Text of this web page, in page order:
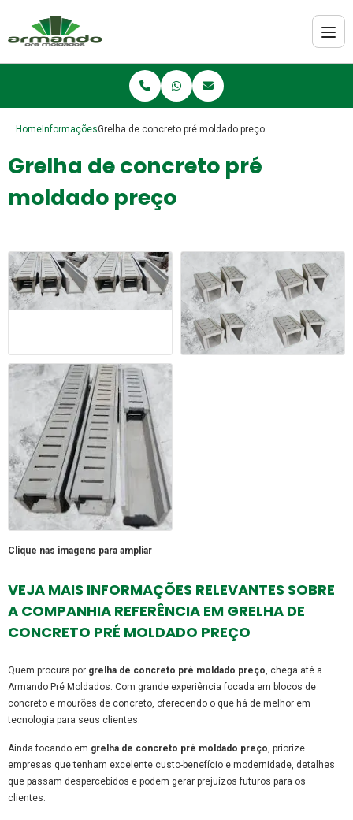
Home InformaçõesGrelha de concreto pré moldado preço
Grelha de concreto pré
moldado preço
Clique nas imagens para ampliar
VEJA MAIS INFORMAÇÕES RELEVANTES SOBRE
A COMPANHIA REFERÊNCIA EM GRELHA DE
CONCRETO PRÉ MOLDADO PREÇO
Quem procura por grelha de concreto pré moldado preço, chega até a
Armando Pré Moldados. Com grande experiência focada em blocos de
concreto e mourões de concreto, oferecendo o que há de melhor em
tecnologia para seus clientes.
Ainda focando em grelha de concreto pré moldado preço, priorize
empresas que tenham excelente custo-benefício e modernidade, detalhes
que passam despercebidos e podem gerar prejuízos futuros para os
clientes.